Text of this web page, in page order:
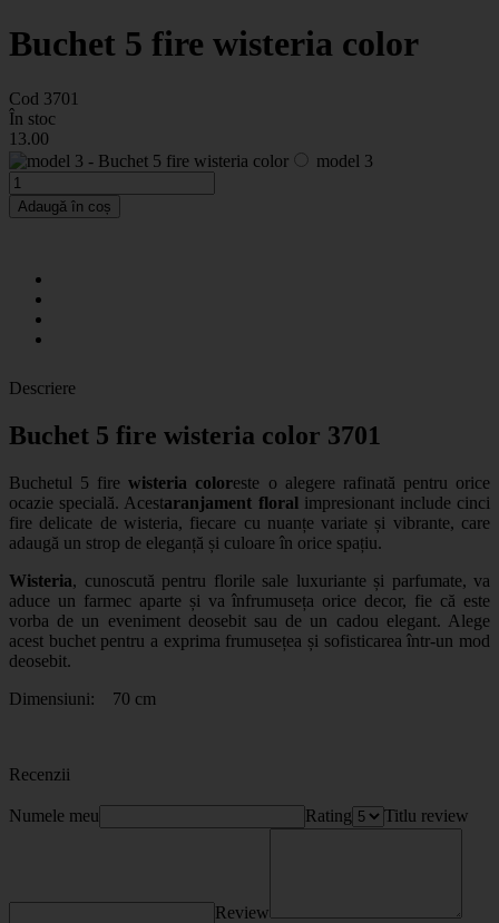
Buchet 5 fire wisteria color
Cod 3701
În stoc
13.00
model 3
Adaugă în coș
Descriere
Buchet 5 fire wisteria color 3701
Buchetul 5 firewisteria coloreste o alegere rafinată pentru orice
ocazie specială. Acestaranjament floral impresionant include cinci
fire delicate de wisteria, fiecare cu nuanțe variate și vibrante, care
adaugă un strop de eleganță și culoare în orice spațiu.
Wisteria, cunoscută pentru florile sale luxuriante și parfumate, va
aduce un farmec aparte și va înfrumuseța orice decor, fie că este
vorba de un eveniment deosebit sau de un cadou elegant. Alege
acest buchet pentru a exprima frumusețea și sofisticarea într-un mod
deosebit.
Dimensiuni: 70 cm
Recenzii
Numele meu Rating Titlu review
Review